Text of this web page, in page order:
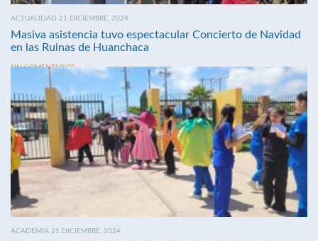
ACTUALIDAD 21 DICIEMBRE, 2024
Masiva asistencia tuvo espectacular Concierto de Navidad
en las Ruinas de Huanchaca
SIN COMENTARIOS
ACADEMIA 21 DICIEMBRE, 2024